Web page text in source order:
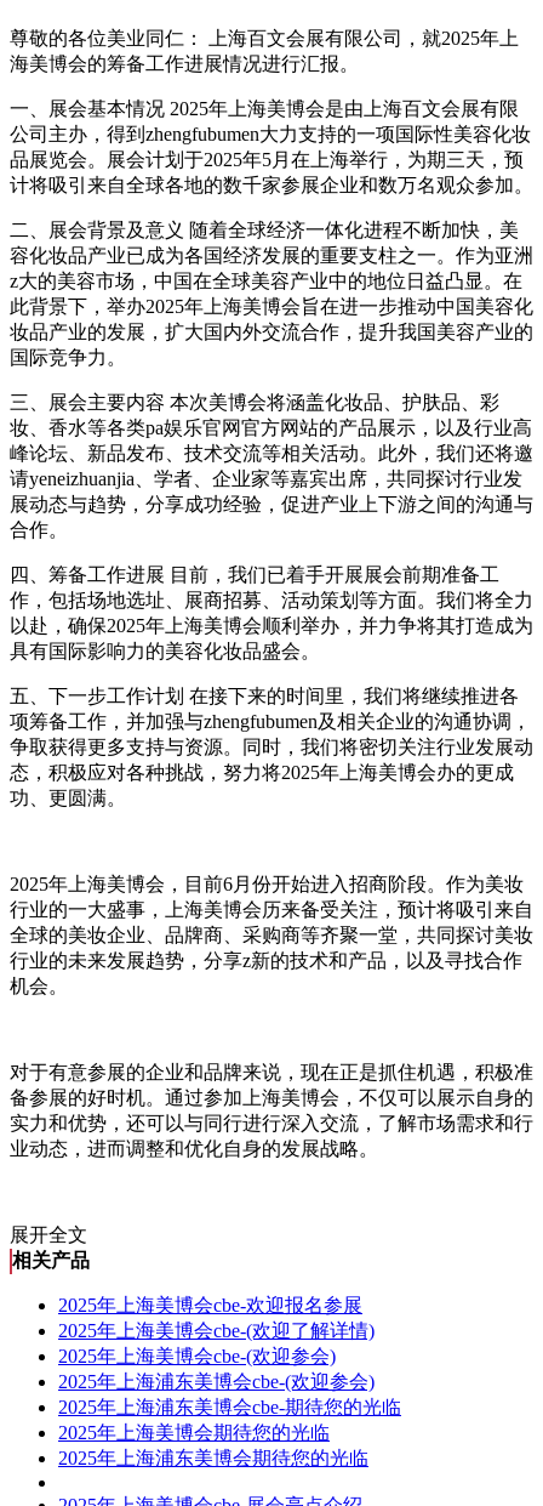
尊敬的各位美业同仁： 上海百文会展有限公司，就2025年上
海美博会的筹备工作进展情况进行汇报。
一、展会基本情况 2025年上海美博会是由上海百文会展有限
公司主办，得到zhengfubumen大力支持的一项国际性美容化妆
品展览会。展会计划于2025年5月在上海举行，为期三天，预
计将吸引来自全球各地的数千家参展企业和数万名观众参加。
二、展会背景及意义 随着全球经济一体化进程不断加快，美
容化妆品产业已成为各国经济发展的重要支柱之一。作为亚洲
z大的美容市场，中国在全球美容产业中的地位日益凸显。在
此背景下，举办2025年上海美博会旨在进一步推动中国美容化
妆品产业的发展，扩大国内外交流合作，提升我国美容产业的
国际竞争力。
三、展会主要内容 本次美博会将涵盖化妆品、护肤品、彩
妆、香水等各类pa娱乐官网官方网站的产品展示，以及行业高
峰论坛、新品发布、技术交流等相关活动。此外，我们还将邀
请yeneizhuanjia、学者、企业家等嘉宾出席，共同探讨行业发
展动态与趋势，分享成功经验，促进产业上下游之间的沟通与
合作。
四、筹备工作进展 目前，我们已着手开展展会前期准备工
作，包括场地选址、展商招募、活动策划等方面。我们将全力
以赴，确保2025年上海美博会顺利举办，并力争将其打造成为
具有国际影响力的美容化妆品盛会。
五、下一步工作计划 在接下来的时间里，我们将继续推进各
项筹备工作，并加强与zhengfubumen及相关企业的沟通协调，
争取获得更多支持与资源。同时，我们将密切关注行业发展动
态，积极应对各种挑战，努力将2025年上海美博会办的更成
功、更圆满。
2025年上海美博会，目前6月份开始进入招商阶段。作为美妆
行业的一大盛事，上海美博会历来备受关注，预计将吸引来自
全球的美妆企业、品牌商、采购商等齐聚一堂，共同探讨美妆
行业的未来发展趋势，分享z新的技术和产品，以及寻找合作
机会。
对于有意参展的企业和品牌来说，现在正是抓住机遇，积极准
备参展的好时机。通过参加上海美博会，不仅可以展示自身的
实力和优势，还可以与同行进行深入交流，了解市场需求和行
业动态，进而调整和优化自身的发展战略。
展开全文
相关产品
2025年上海美博会cbe-欢迎报名参展
2025年上海美博会cbe-(欢迎了解详情)
2025年上海美博会cbe-(欢迎参会)
2025年上海浦东美博会cbe-(欢迎参会)
2025年上海浦东美博会cbe-期待您的光临
2025年上海美博会期待您的光临
2025年上海浦东美博会期待您的光临